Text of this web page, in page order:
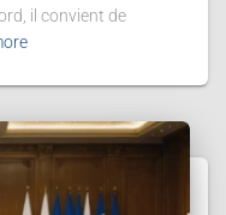
il convient de